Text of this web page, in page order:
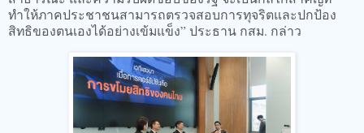
ทำให้ภาคประชาชนสามารถตรวจสอบการทุจริตและปกป้อง
สิทธิของตนเองได้อย่างเข้มแข็ง” ประธาน กสม. กล่าว